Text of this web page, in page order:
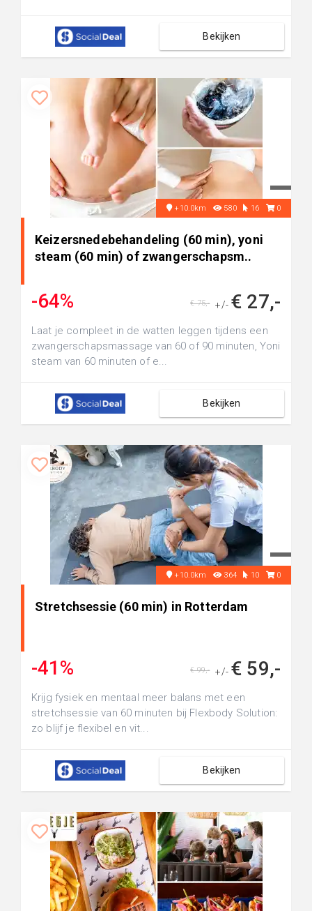
Bekijken
+10.0km 580 16 0
Keizersnedebehandeling (60 min), yoni
steam (60 min) of zwangerschapsm..
-64% +/- € 27,-
€ 75,-
Laat je compleet in de watten leggen tijdens een
zwangerschapsmassage van 60 of 90 minuten, Yoni
steam van 60 minuten of e...
Bekijken
+10.0km 364 10 0
Stretchsessie (60 min) in Rotterdam
-41% +/- € 59,-
€ 99,-
Krijg fysiek en mentaal meer balans met een
stretchsessie van 60 minuten bij Flexbody Solution:
zo blijf je flexibel en vit...
Bekijken